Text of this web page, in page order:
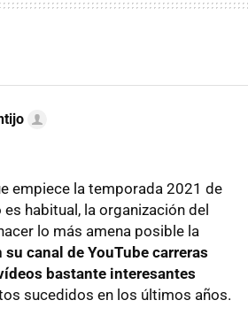
empiece la temporada 2021 de
habitual, la organización del
lo más amena posible la
canal de YouTube carreras
bastante interesantes
sucedidos en los últimos años.